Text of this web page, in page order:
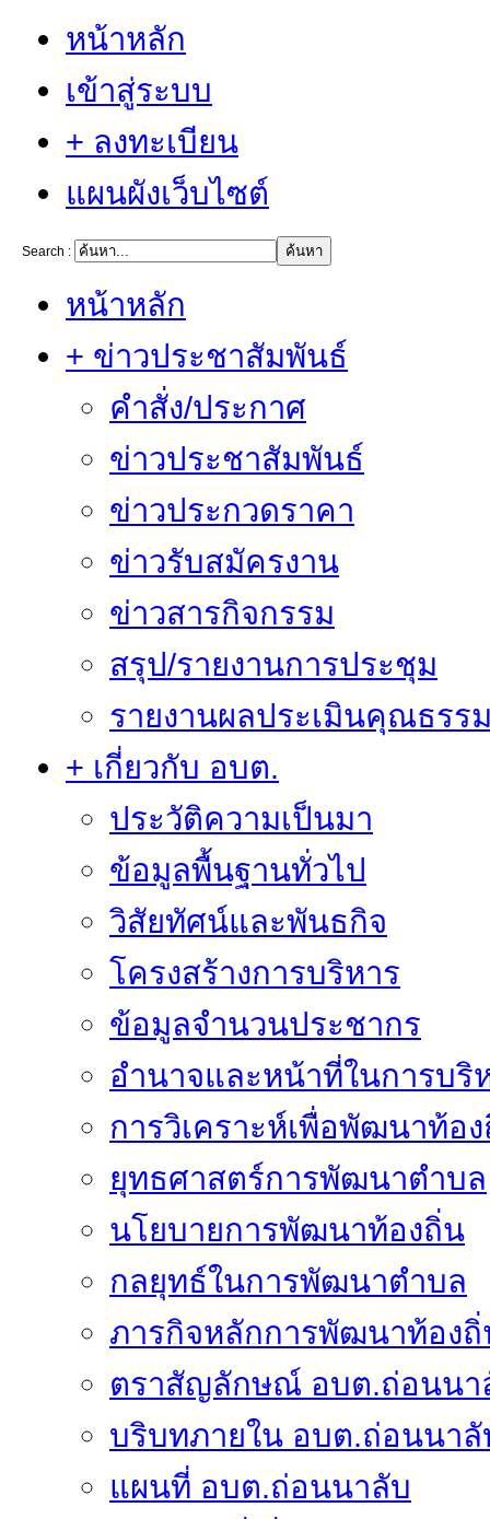
หน้าหลัก
เข้าสู่ระบบ
+ ลงทะเบียน
แผนผังเว็บไซต์
Search :
หน้าหลัก
+ ข่าวประชาสัมพันธ์
คำสั่ง/ประกาศ
ข่าวประชาสัมพันธ์
ข่าวประกวดราคา
ข่าวรับสมัครงาน
ข่าวสารกิจกรรม
สรุป/รายงานการประชุม
รายงานผลประเมินคุณธรร
+ เกี่ยวกับ อบต.
ประวัติความเป็นมา
ข้อมูลพื้นฐานทั่วไป
วิสัยทัศน์และพันธกิจ
โครงสร้างการบริหาร
ข้อมูลจำนวนประชากร
อำนาจและหน้าที่ในการบริ
การวิเคราะห์เพื่อพัฒนาท้อ
ยุทธศาสตร์การพัฒนาตำบล
นโยบายการพัฒนาท้องถิ่น
กลยุทธ์ในการพัฒนาตำบล
ภารกิจหลักการพัฒนาท้อง
ตราสัญลักษณ์ อบต.ถ่อนนา
บริบทภายใน อบต.ถ่อนนา
แผนที่ อบต.ถ่อนนาลับ